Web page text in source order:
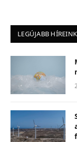
LEGÚJABB HÍREINK